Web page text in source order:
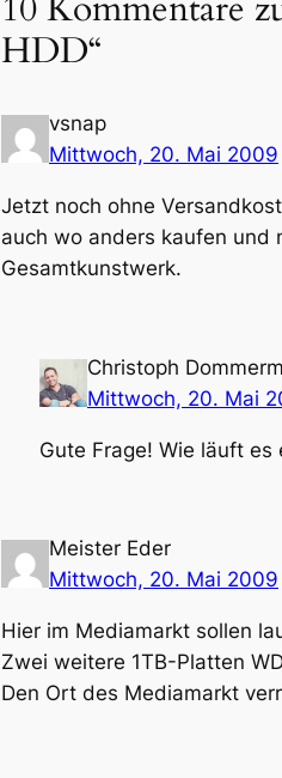
HDD“
vsnap
Mittwoch, 20. Mai 2009
Jetzt noch ohne
auch wo anders kaufen und
Gesamtkunstwerk.
Christoph
Mittwoch, 20. Mai
Gute Frage! Wie läuft
Meister Eder
Mittwoch, 20. Mai 2009
Hier im Mediamarkt sollen
Zwei weitere 1TB-Platten
Den Ort des Mediamarkt